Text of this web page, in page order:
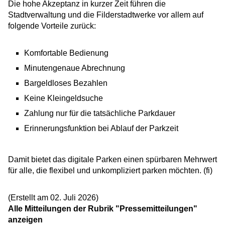
Die hohe Akzeptanz in kurzer Zeit führen die
Stadtverwaltung und die Filderstadtwerke vor allem auf
folgende Vorteile zurück:
Komfortable Bedienung
Minutengenaue Abrechnung
Bargeldloses Bezahlen
Keine Kleingeldsuche
Zahlung nur für die tatsächliche Parkdauer
Erinnerungsfunktion bei Ablauf der Parkzeit
Damit bietet das digitale Parken einen spürbaren Mehrwert
für alle, die flexibel und unkompliziert parken möchten. (fi)
(Erstellt am 02. Juli 2026)
Alle Mitteilungen der Rubrik "Pressemitteilungen"
anzeigen